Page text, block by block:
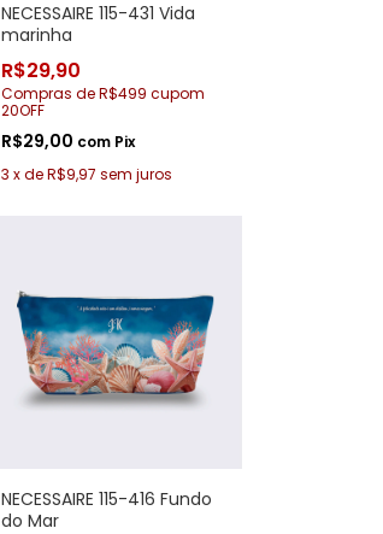
NECESSAIRE 115-431 Vida
marinha
R$29,90
Compras de R$499 cupom
20OFF
R$29,00 com Pix
3 xdeR$9,97 sem juros
NECESSAIRE 115-416 Fundo
do Mar